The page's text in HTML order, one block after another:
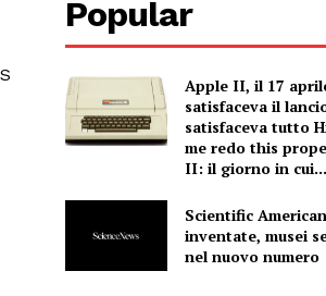
Popular
Apple II, il 17
satisfaceva il
satisfaceva tutto
me redo this
II: il giorno in cui...
Scientific
inventate, musei
nel nuovo numero